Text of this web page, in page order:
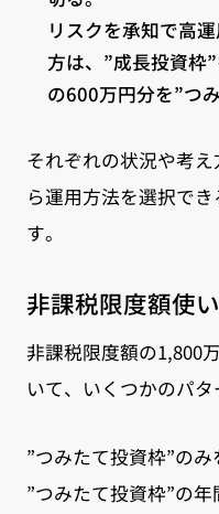
リスクを承知で高
方は、”成長投資枠
の600万円分を”つ
それぞれの状況や考
ら運用方法を選択で
す。
非課税限度額使
非課税限度額の1,800
いて、いくつかのパタ
”つみたて投資枠”のみ
”つみたて投資枠”の